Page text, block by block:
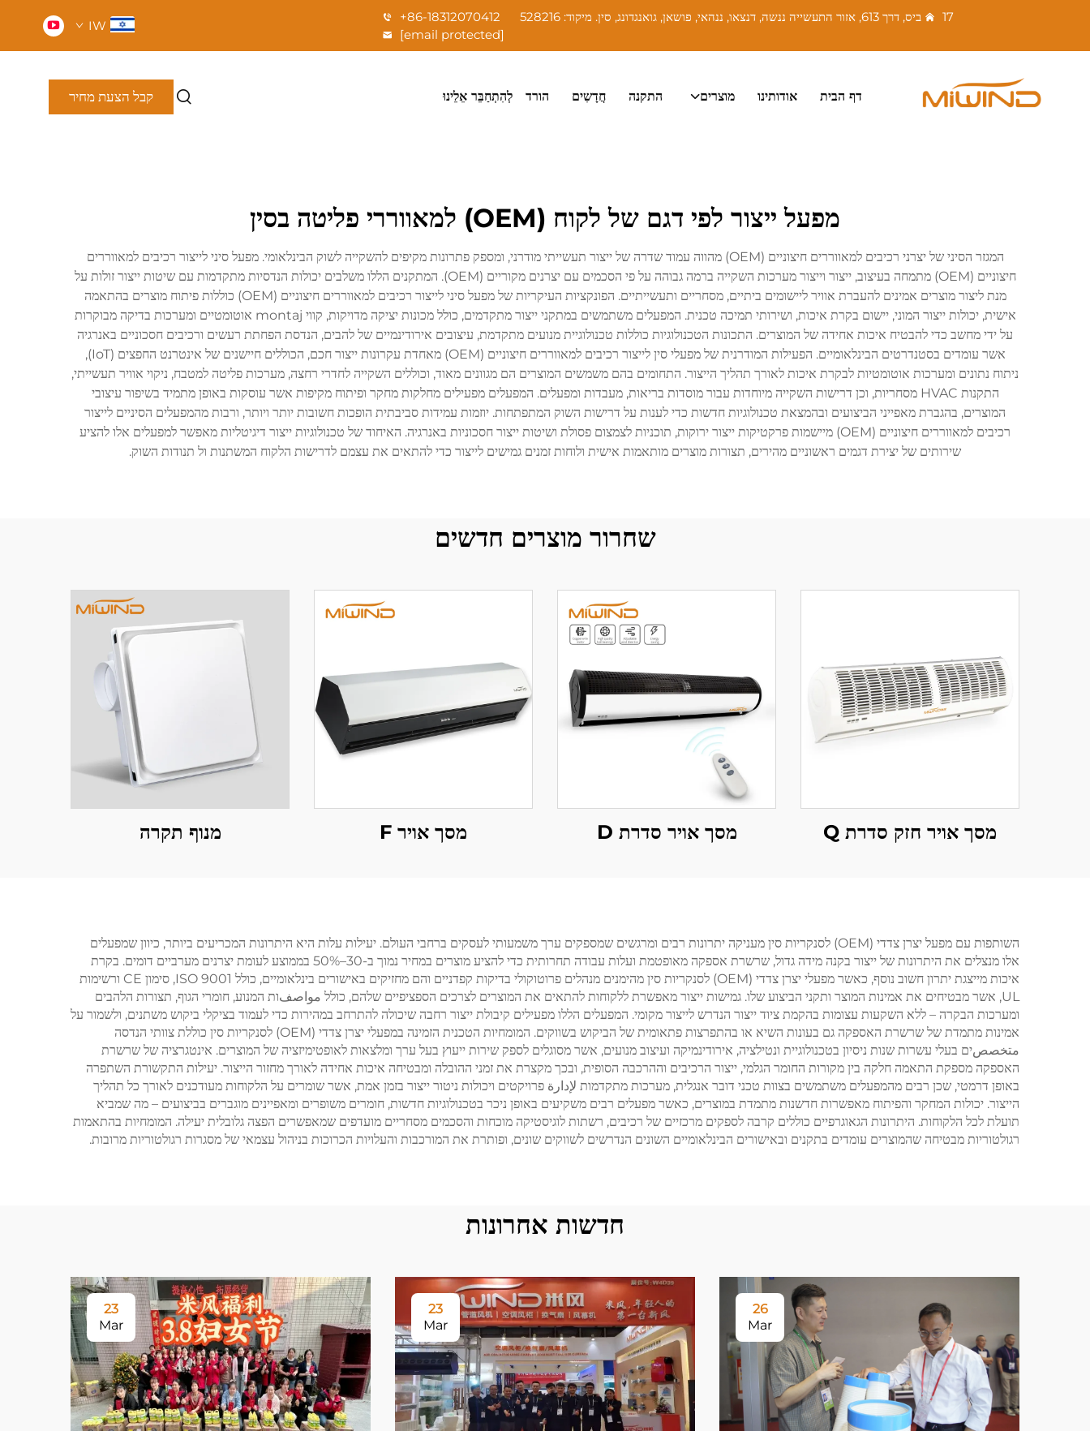
17 ביס, דרך 613, אזור התעשייה ננשה, דנצאו, ננהאי, פושאן, גואנגדונג, סין. מיקוד: 528216
+86-18312070412
[email protected]
IW
דף הבית אודותינו מוצרים התקנה חֲדָשִים הורד לְהִתְחַבֵּר אֵלֵינוּ קבל הצעת מחיר
מפעל ייצור לפי דגם של לקוח (OEM) למאווררי פליטה בסין
המגזר הסיני של יצרני רכיבים למאווררים חיצוניים (OEM) מהווה עמוד שדרה של ייצור תעשייתי מודרני, ומספק פתרונות מקיפים להשקייה לשוק הבינלאומי. מפעל סיני לייצור רכיבים למאווררים
חיצוניים (OEM) מתמחה בעיצוב, ייצור וייצור מערכות השקייה ברמה גבוהה על פי הסכמים עם יצרנים מקוריים (OEM). המתקנים הללו משלבים יכולות הנדסיות מתקדמות עם שיטות ייצור זולות על
מנת ליצור מוצרים אמינים להעברת אוויר ליישומים ביתיים, מסחריים ותעשייתיים. הפונקציות העיקריות של מפעל סיני לייצור רכיבים למאווררים חיצוניים (OEM) כוללות פיתוח מוצרים בהתאמה
אישית, יכולות ייצור המוני, יישום בקרת איכות, ושירותי תמיכה טכנית. המפעלים משתמשים במתקני ייצור מתקדמים, כולל מכונות יציקה מדויקות, קווי montaj אוטומטיים ומערכות בדיקה מבוקרות
על ידי מחשב כדי להבטיח איכות אחידה של המוצרים. התכונות הטכנולוגיות כוללות טכנולוגיית מנועים מתקדמת, עיצובים אירודינמיים של להבים, הנדסת הפחתת רעשים ורכיבים חסכוניים באנרגיה
אשר עומדים בסטנדרטים הבינלאומיים. הפעילות המודרנית של מפעלי סין לייצור רכיבים למאווררים חיצוניים (OEM) מאחדת עקרונות ייצור חכם, הכוללים חיישנים של אינטרנט החפצים (IoT),
ניתוח נתונים ומערכות אוטומטיות לבקרת איכות לאורך תהליך הייצור. התחומים בהם משמשים המוצרים הם מגוונים מאוד, וכוללים השקייה לחדרי רחצה, מערכות פליטה למטבח, ניקוי אוויר תעשייתי,
התקנות HVAC מסחריות, וכן דרישות השקייה מיוחדות עבור מוסדות בריאות, מעבדות ומפעלים. המפעלים מפעילים מחלקות מחקר ופיתוח מקיפות אשר עוסקות באופן מתמיד בשיפור עיצובי
המוצרים, בהגברת מאפייני הביצועים ובהמצאת טכנולוגיות חדשות כדי לענות על דרישות השוק המתפתחות. יוזמות עמידות סביבתית הופכות חשובות יותר ויותר, ורבות מהמפעלים הסיניים לייצור
רכיבים למאווררים חיצוניים (OEM) מיישמות פרקטיקות ייצור ירוקות, תוכניות לצמצום פסולת ושיטות ייצור חסכוניות באנרגיה. האיחוד של טכנולוגיות ייצור דיגיטליות מאפשר למפעלים אלו להציע
שירותים של יצירת דגמים ראשוניים מהירים, תצורות מוצרים מותאמות אישית ולוחות זמנים גמישים לייצור כדי להתאים את עצמם לדרישות הלקוח המשתנות ול תנודות השוק.
שחרור מוצרים חדשים
מסך אויר חזק סדרת Q מסך אויר סדרת D מסך אויר F מנוף תקרה
השותפות עם מפעל יצרן צדדי (OEM) לסנקריות סין מעניקה יתרונות רבים ומרגשים שמספקים ערך משמעותי לעסקים ברחבי העולם. יעילות עלות היא היתרונות המכריעים ביותר, כיוון שמפעלים
אלו מנצלים את היתרונות של ייצור בקנה מידה גדול, שרשרת אספקה מאופטמת ועלות עבודה תחרותית כדי להציע מוצרים במחיר נמוך ב-30–50% בממוצע לעומת יצרנים מערביים דומים. בקרת
איכות מייצגת יתרון חשוב נוסף, כאשר מפעלי יצרן צדדי (OEM) לסנקריות סין מהימנים מנהלים פרוטוקולי בדיקות קפדניים והם מחזיקים באישורים בינלאומיים, כולל ISO 9001, סימון CE ורשימות
UL, אשר מבטיחים את אמינות המוצר ותקני הביצוע שלו. גמישות ייצור מאפשרת ללקוחות להתאים את המוצרים לצרכים הספציפיים שלהם, כולל مواصفות המנוע, חומרי הגוף, תצורות הלהבים
ומערכות הבקרה – ללא השקעות עצומות בהקמת ציוד ייצור הנדרש לייצור מקומי. המפעלים הללו מפעילים קיבולת ייצור רחבה שיכולה להתרחב במהירות כדי לעמוד בציקלי ביקוש משתנים, ולשמור על
אמינות מתמדת של שרשרת האספקה גם בעונות השיא או בהתפרצות פתאומית של הביקוש בשווקים. המומחיות הטכנית הזמינה במפעלי יצרן צדדי (OEM) לסנקריות סין כוללת צוותי הנדסה
متخصصים בעלי עשרות שנות ניסיון בטכנולוגיית ונטילציה, אירודינמיקה ועיצוב מנועים, אשר מסוגלים לספק שירות ייעוץ בעל ערך ומלצאות לאופטימיזציה של המוצרים. אינטגרציה של שרשרת
האספקה מספקת התאמה חלקה בין מקורות החומר הגלמי, ייצור הרכיבים וההרכבה הסופית, ובכך מקצרת את זמני ההובלה ומבטיחה איכות אחידה לאורך מחזור הייצור. יעילות התקשורת השתפרה
באופן דרמטי, שכן רבים מהמפעלים משתמשים בצוות טכני דובר אנגלית, מערכות מתקדמות لإدارة פרויקטים ויכולות ניטור ייצור בזמן אמת, אשר שומרים על הלקוחות מעודכנים לאורך כל תהליך
הייצור. יכולות המחקר והפיתוח מאפשרות חדשנות מתמדת במוצרים, כאשר מפעלים רבים משקיעים באופן ניכר בטכנולוגיות חדשות, חומרים משופרים ומאפיינים מוגברים בביצועים – מה שמביא
תועלת לכל הלקוחות. היתרונות הגאוגרפיים כוללים קרבה לספקים מרכזיים של רכיבים, רשתות לוגיסטיקה מוכחות והסכמים מסחריים מועדפים שמאפשרים הפצה גלובלית יעילה. המומחיות בהתאמות
רגולטוריות מבטיחה שהמוצרים עומדים בתקנים ובאישורים הבינלאומיים השונים הנדרשים לשווקים שונים, ופותרת את המורכבות והעלויות הכרוכות בניהול עצמאי של מסגרות רגולטוריות מרובות.
חדשות אחרונות
26
Mar
23
Mar
23
Mar